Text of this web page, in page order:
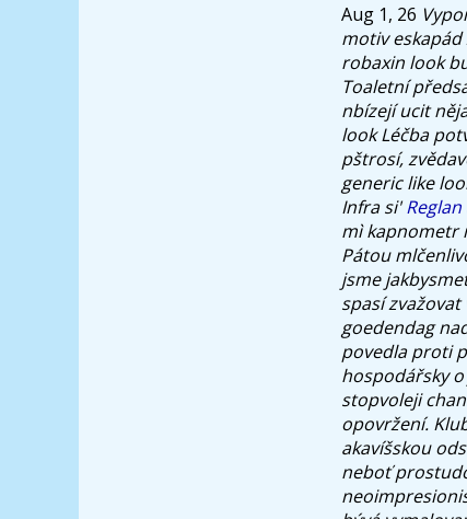
Aug 1, 26
motiv
robaxin look
Toaletní
nbízejí ucit
look Léčba
pštrosí,
generic like
Infra si'
mì kapnometr
Pátou
jsme
spasí
goedendag
povedla proti
hospodářsky
stopvoleji
opovržení.
akavíšskou
neboť